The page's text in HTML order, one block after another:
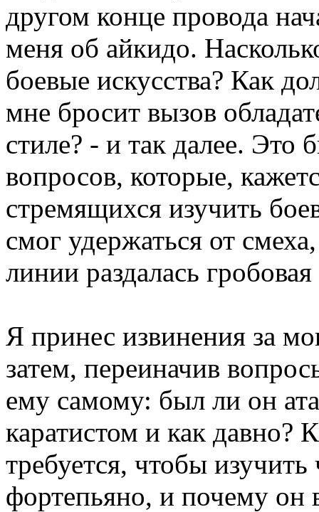
другом конце провода
меня об айкидо.
боевые искусства? Как
мне бросит вызов
стиле? - и так далее. Это
вопросов, которые,
стремящихся изучить
смог удержаться от
линии раздалась
Я принес извинения за
затем, переиначив
ему самому: был ли он
каратистом и как давно?
требуется, чтобы
фортепьяно, и почему он